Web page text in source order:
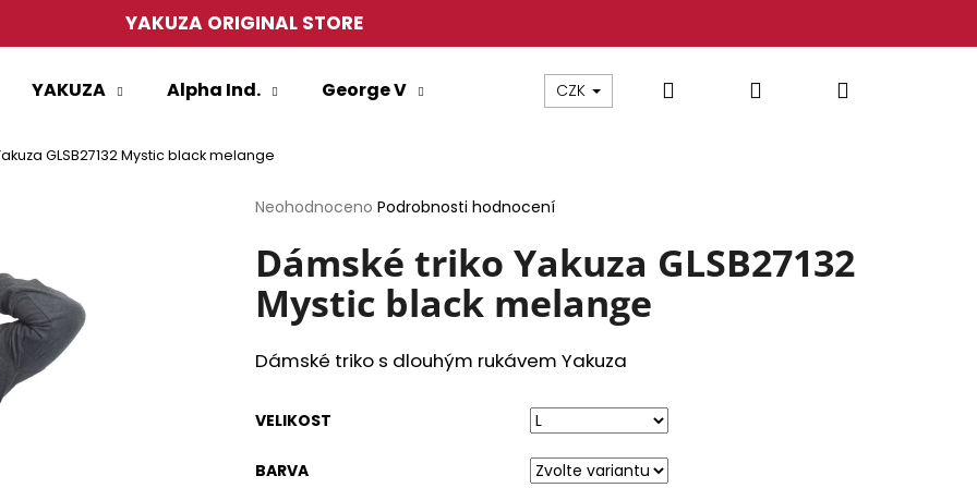
YAKUZA ORIGINAL STORE
YAKUZA Alpha Ind. George V CZK Hledat PřihlášeníNákupní
GLSB27132 Mystic black melange
Průměrné
produktu
je
0,0
hvězdiček.
Neohodnoceno Podrobnosti hodnocení
Dámské triko Yakuza GLSB27132
Mystic black melange
Dámské triko s dlouhým rukávem Yakuza
VELIKOST
BARVA
HLEDAT
Doporučujeme
PÁNSKÉ TRIČKO YAKUZA TSB27013 PÁNSKÉ TRIČKO YAKUZA TSB26009